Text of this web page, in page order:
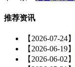
推荐资讯
【2026-07-24】
【2026-06-19】
【2026-06-02】